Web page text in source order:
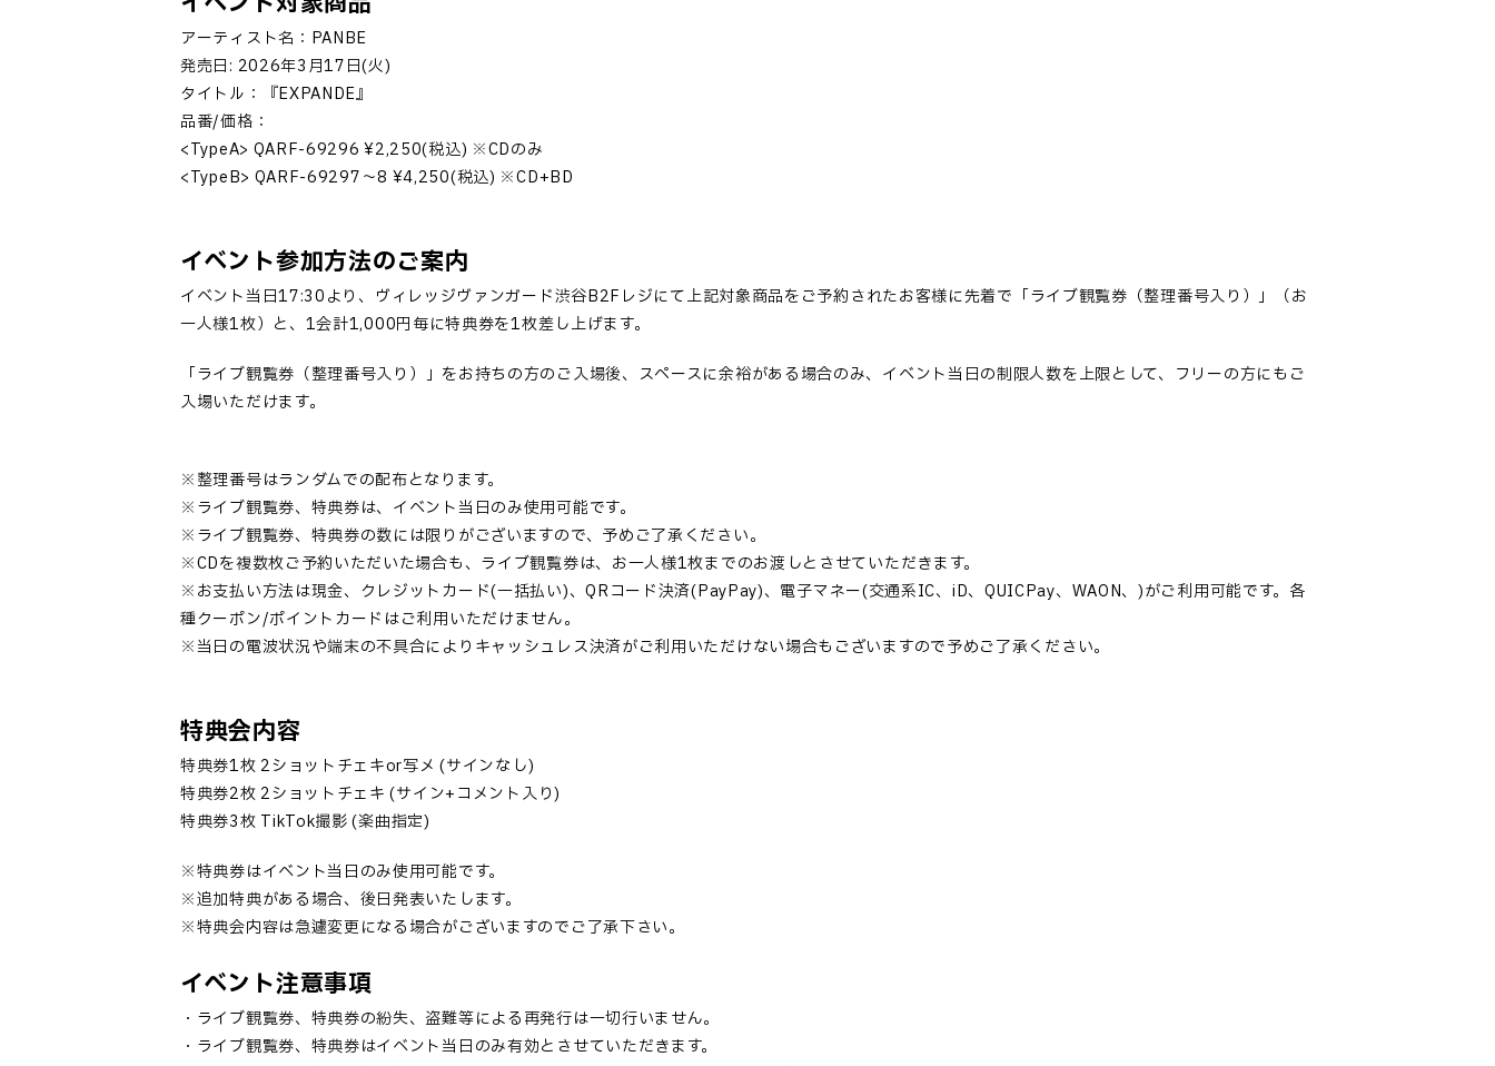
アーティスト名：PANBE
発売日: 2026年3月17日(火)
タイトル：『EXPANDE』
品番/価格：
<TypeA> QARF-69296 ¥2,250(税込) ※CDのみ
<TypeB> QARF-69297〜8 ¥4,250(税込) ※CD+BD
イベント参加方法のご案内
イベント当日17:30より、ヴィレッジヴァンガード渋谷B2F レジにて上記対象商品をご予約されたお客様に先着で「ライブ観覧券（整理番号入り）」（お
一人様1枚）と、 1会計1,000円毎に特典券を1枚差し上げます。
「ライブ観覧券（整理番号入り） 」 をお持ちの方のご入場後、スペースに余裕がある場合のみ、イベント当日の制限人数を上限として、フリーの方にもご
入場いただけます。
※整理番号はランダムでの配布となります。
※ライブ観覧券、特典券は、イベント当日のみ使用可能です。
※ライブ観覧券、特典券の数には限りがございますので、予めご了承ください。
※CDを複数枚ご予約いただいた場合も、ライブ観覧券は、お一人様1枚までのお渡しとさせていただきます。
※お支払い方法は現金、クレジットカード(一括払い)、QRコード決済(PayPay)、電子マネー(交通系IC、iD、QUICPay、WAON、)がご利用可能です。各
種クーポン/ポイントカードはご利用いただけません。
※当日の電波状況や端末の不具合によりキャッシュレス決済がご利用いただけない場合もございますので予めご了承ください。
特典会内容
特典券1枚 2ショットチェキor写メ (サインなし)
特典券2枚 2ショットチェキ (サイン+コメント入り)
特典券3枚 TikTok撮影 (楽曲指定)
※特典券はイベント当日のみ使用可能です。
※追加特典がある場合、後日発表いたします。
※特典会内容は急遽変更になる場合がございますのでご了承下さい。
イベント注意事項
・ライブ観覧券、特典券の紛失、盗難等による再発行は一切行いません。
・ライブ観覧券、特典券はイベント当日のみ有効とさせていただきます。